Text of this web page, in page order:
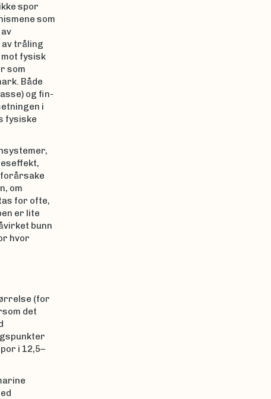
spor
som
av tråling
fysisk
som
Både
og fin-
i
fysiske
forårsake
om
for ofte,
er lite
bunn
hvor
(for
det
i 12,5–